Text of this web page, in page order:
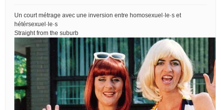
Un court métrage avec une inversion entre homosexuel·le·s et
hétérsexuel·le·s
Straight from the suburb